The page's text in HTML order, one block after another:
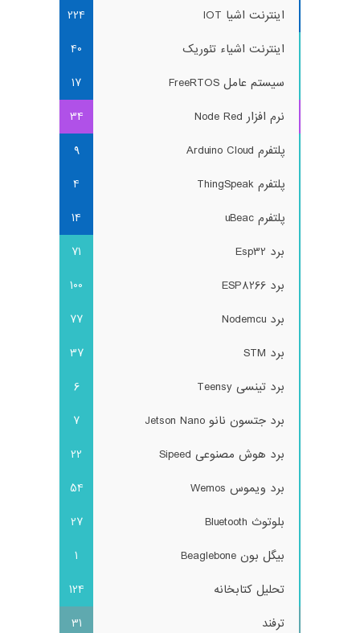
اینترنت اشیا IOT
224
اینترنت اشیاء تئوریک
40
سیستم عامل FreeRTOS
17
نرم افزار Node Red
34
پلتفرم Arduino Cloud
9
پلتفرم ThingSpeak
4
پلتفرم uBeac
14
برد Esp32
71
برد ESP8266
100
برد Nodemcu
77
برد STM
37
برد تینسی Teensy
6
برد جتسون نانو Jetson Nano
7
برد هوش مصنوعی Sipeed
22
برد ویموس Wemos
54
بلوتوث Bluetooth
27
بیگل بون Beaglebone
1
تحلیل کتابخانه
124
ترفند
31